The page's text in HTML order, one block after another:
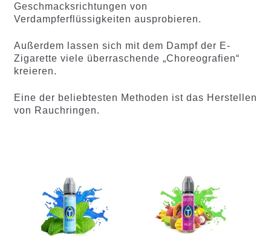
Geschmacksrichtungen von
Verdampferflüssigkeiten ausprobieren.
Außerdem lassen sich mit dem Dampf der E-
Zigarette viele überraschende „Choreografien“
kreieren.
Eine der beliebtesten Methoden ist das Herstellen
von Rauchringen.